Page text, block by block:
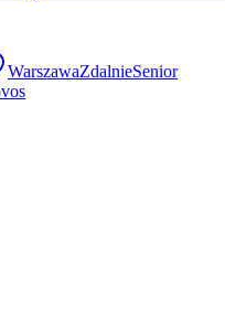
WarszawaZdalnieSenior